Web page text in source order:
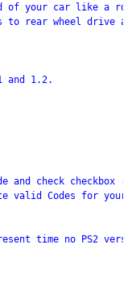
of your car like a
to rear wheel drive
and 1.2.
and check checkbox :
valid Codes for your
time no PS2